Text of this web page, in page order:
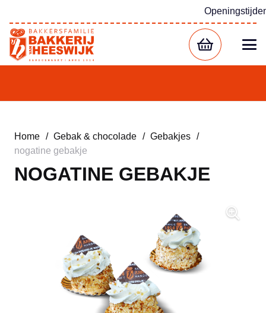
Home / Gebak & chocolade / Gebakjes /
nogatine gebakje
NOGATINE GEBAKJE